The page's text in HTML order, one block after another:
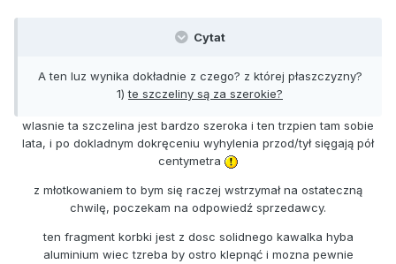
Cytat
A ten luz wynika dokładnie z czego? z której płaszczyzny?
1)te szczeliny są za szerokie?
wlasnie ta szczelina jest bardzo szeroka i ten trzpien tam sobie
lata, i po dokladnym dokręceniu wyhylenia przod/tył sięgają pół
centymetra
z młotkowaniem to bym się raczej wstrzymał na ostateczną
chwilę, poczekam na odpowiedź sprzedawcy.
ten fragment korbki jest z dosc solidnego kawalka hyba
aluminium wiec tzreba by ostro klepnąć i mozna pewnie